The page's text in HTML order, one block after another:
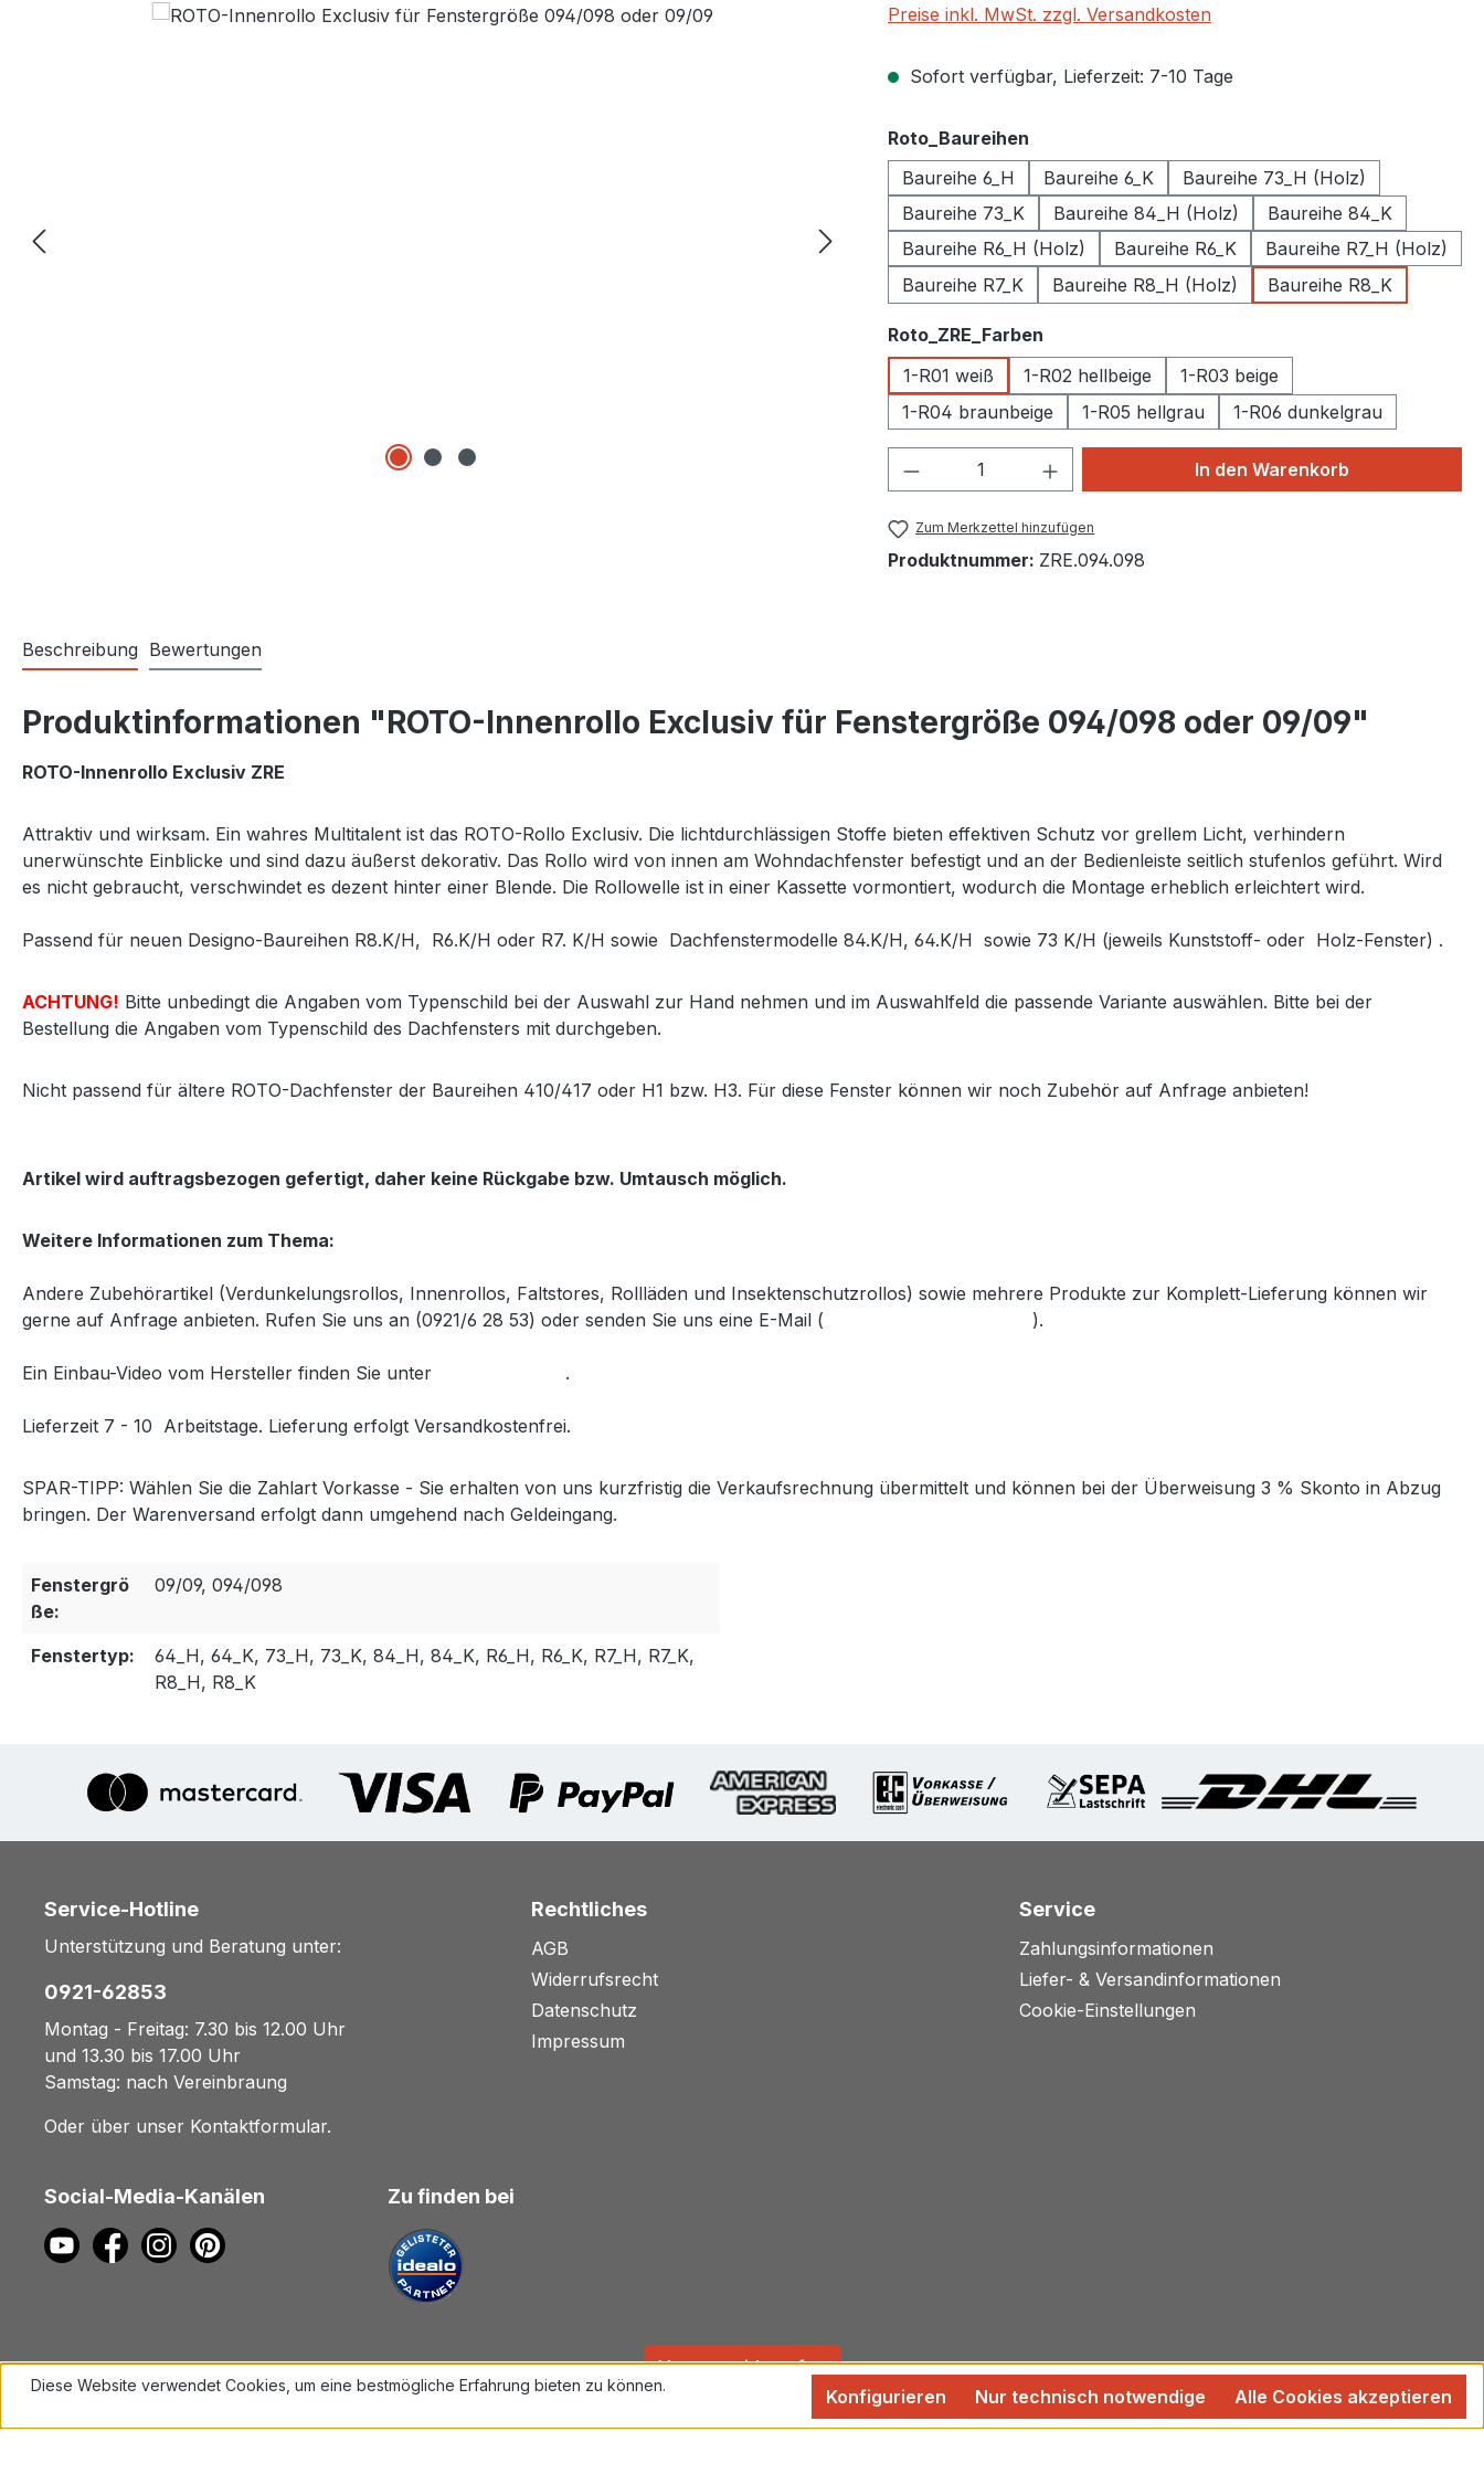
Preise inkl. MwSt. zzgl. Versandkosten
Sofort verfügbar, Lieferzeit: 7-10 Tage
Roto_Baureihen
Baureihe 6_H
Baureihe 6_K
Baureihe 73_H (Holz)
Baureihe 73_K
Baureihe 84_H (Holz)
Baureihe 84_K
Baureihe R6_H (Holz)
Baureihe R6_K
Baureihe R7_H (Holz)
Baureihe R7_K
Baureihe R8_H (Holz) Baureihe R8_K
Roto_ZRE_Farben
1-R01 weiß
1-R02 hellbeige
1-R03 beige
1-R04 braunbeige
1-R05 hellgrau 1-R06 dunkelgrau
Produkt Anzahl: Gib den gewünschten Wert
In den Warenkorb
Zum Merkzettel hinzufügen
Produktnummer: ZRE.094.098
Beschreibung Bewertungen
Produktinformationen "ROTO-Innenrollo Exclusiv für Fenstergröße 094/098 oder 09/09"
ROTO-Innenrollo Exclusiv ZRE
Attraktiv und wirksam. Ein wahres Multitalent ist das ROTO-Rollo Exclusiv. Die lichtdurchlässigen Stoffe bieten effektiven Schutz vor grellem Licht, verhindern
unerwünschte Einblicke und sind dazu äußerst dekorativ. Das Rollo wird von innen am Wohndachfenster befestigt und an der Bedienleiste seitlich stufenlos geführt. Wird
es nicht gebraucht, verschwindet es dezent hinter einer Blende. Die Rollowelle ist in einer Kassette vormontiert, wodurch die Montage erheblich erleichtert wird.
Passend für neuen Designo-Baureihen R8.K/H, R6.K/H oder R7. K/H sowie Dachfenstermodelle 84.K/H, 64.K/H sowie 73 K/H (jeweils Kunststoff- oder Holz-Fenster) .
ACHTUNG! Bitte unbedingt die Angaben vom Typenschild bei der Auswahl zur Hand nehmen und im Auswahlfeld die passende Variante auswählen. Bitte bei der
Bestellung die Angaben vom Typenschild des Dachfensters mit durchgeben.
Nicht passend für ältere ROTO-Dachfenster der Baureihen 410/417 oder H1 bzw. H3. Für diese Fenster können wir noch Zubehör auf Anfrage anbieten!
Artikel wird auftragsbezogen gefertigt, daher keine Rückgabe bzw. Umtausch möglich.
Weitere Informationen zum Thema:
Andere Zubehörartikel (Verdunkelungsrollos, Innenrollos, Faltstores, Rollläden und Insektenschutzrollos) sowie mehrere Produkte zur Komplett-Lieferung können wir
gerne auf Anfrage anbieten. Rufen Sie uns an (0921/6 28 53) oder senden Sie uns eine E-Mail ( ).
Ein Einbau-Video vom Hersteller finden Sie unter .
Lieferzeit 7 - 10 Arbeitstage. Lieferung erfolgt Versandkostenfrei.
SPAR-TIPP: Wählen Sie die Zahlart Vorkasse - Sie erhalten von uns kurzfristig die Verkaufsrechnung übermittelt und können bei der Überweisung 3 % Skonto in Abzug
bringen. Der Warenversand erfolgt dann umgehend nach Geldeingang.
Fenstergrö
ße:
09/09, 094/098
Fenstertyp:
64_H, 64_K, 73_H, 73_K, 84_H, 84_K, R6_H, R6_K, R7_H, R7_K,
R8_H, R8_K
Service-Hotline
Unterstützung und Beratung unter:
0921-62853
Montag - Freitag: 7.30 bis 12.00 Uhr
und 13.30 bis 17.00 Uhr
Samstag: nach Vereinbraung
Oder über unser Kontaktformular.
Rechtliches
AGB
Widerrufsrecht
Datenschutz
Impressum
Service
Zahlungsinformationen
Liefer- & Versandinformationen
Cookie-Einstellungen
Social-Media-Kanälen Zu finden bei
Vertrag widerrufen
Alle Preise inkl. gesetzl. Mehrwertsteuer zzgl.Versandkostenund ggf. Nachnahmegebühren, wenn nicht anders angegeben.
Diese Website verwendet Cookies, um eine bestmögliche Erfahrung bieten zu können.
Nur technisch notwendige
Konfigurieren Alle Cookies akzeptieren